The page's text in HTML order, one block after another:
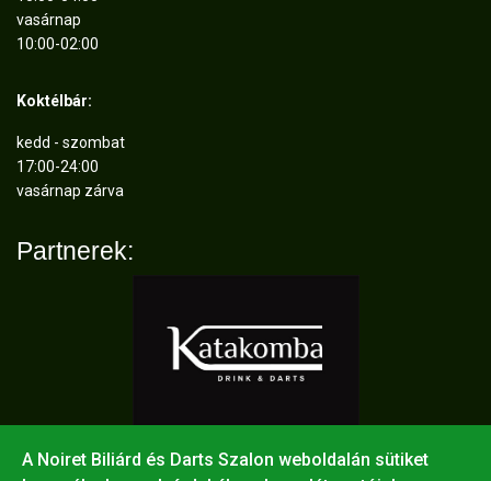
vasárnap
10:00-02:00
Koktélbár:
kedd - szombat
17:00-24:00
vasárnap zárva
Partnerek:
A Noiret Biliárd és Darts Szalon weboldalán sütiket